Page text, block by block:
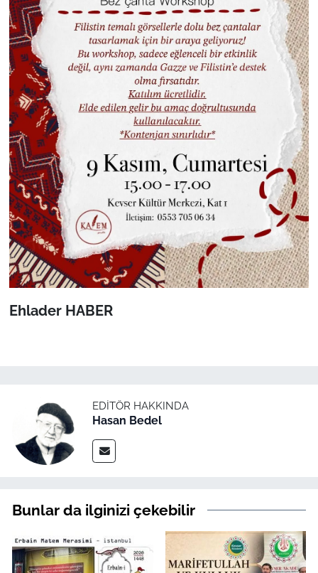
Ehlader HABER
EDITÖR HAKKINDA
Hasan Bedel
Bunlar da ilginizi çekebilir